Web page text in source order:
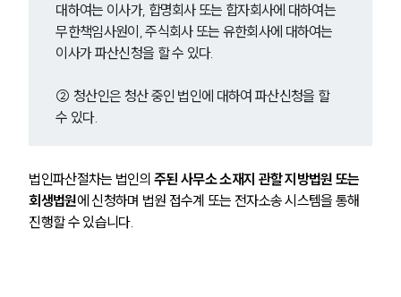
대하여는 이사가, 합명회사 또는 합자회사에 대하여는
무한책임사원이, 주식회사 또는 유한회사에 대하여는
이사가 파산신청을 할 수 있다.
② 청산인은 청산 중인 법인에 대하여 파산신청을 할
수 있다.
법인파산절차는 법인의 주된 사무소 소재지 관할 지방법원 또는
회생법원에 신청하며 법원 접수계 또는 전자소송 시스템을 통해
진행할 수 있습니다.